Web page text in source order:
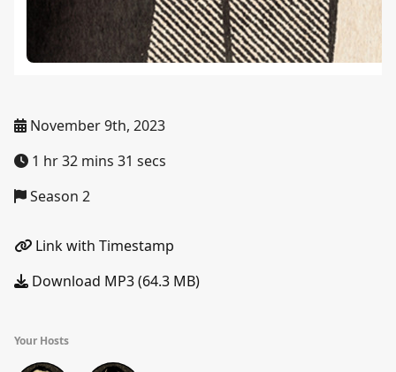
November 9th, 2023
1 hr 32 mins 31 secs
Season 2
Link with Timestamp
Download MP3 (64.3 MB)
Your Hosts